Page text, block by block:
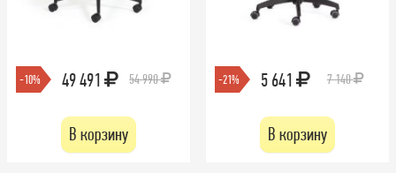
-10% 49 491 54 990
В корзину
-21% 5 641 7 140
В корзину